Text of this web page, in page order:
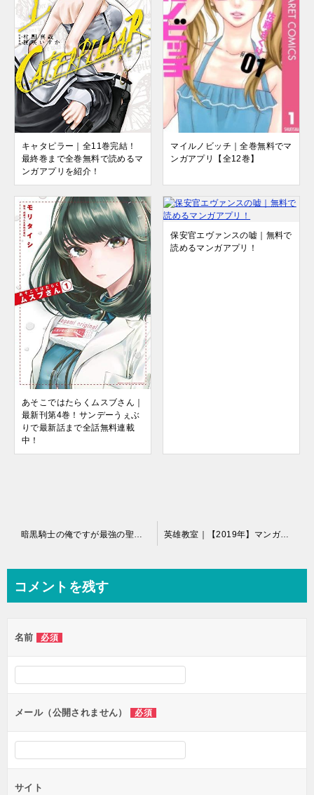
キャタピラー｜全11巻完結！
最終巻まで全巻無料で読めるマ
ンガアプリを紹介！
マイルノビッチ｜全巻無料でマ
ンガアプリ【全12巻】
あそこではたらくムスブさん｜
最新刊第4巻！サンデーうぇぶ
りで最新話まで全話無料連載
中！
保安官エヴァンスの嘘｜無料で
読めるマンガアプリ！
ビ
ー
シ
ン
暗黒騎士の俺ですが最強の聖騎士をめざします｜マンガUPでコミカライズ連載開始！ 英雄教室｜【2019年】マンガUPで連載開始！無料で読めるマンガアプリ
コメントを残す
名前 必須
メール（公開されません） 必須
サイト